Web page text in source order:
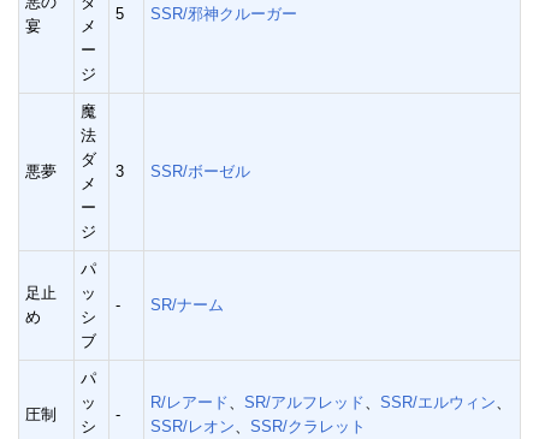
宴
メ
ー
ジ
5 SSR/邪神クルーガー
悪夢
魔
法
ダ
メ
ー
ジ
3 SSR/ボーゼル
足止
め
パ
ッ
シ
ブ
- SR/ナーム
圧制
パ
ッ
シ
-
R/レアード SR/アルフレッド SSR/エルウィン
SSR/レオン
SSR/クラレット